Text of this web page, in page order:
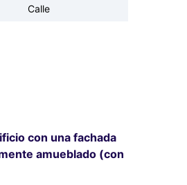
Calle
con una fachada
amueblado (con